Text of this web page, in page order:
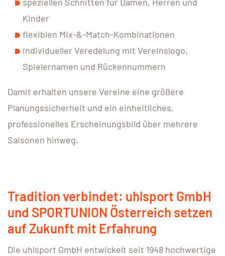
speziellen Schnitten für Damen, Herren und
Kinder
flexiblen Mix-&-Match-Kombinationen
individueller Veredelung mit Vereinslogo,
Spielernamen und Rückennummern
Damit erhalten unsere Vereine eine größere
Planungssicherheit und ein einheitliches,
professionelles Erscheinungsbild über mehrere
Saisonen hinweg.
Tradition verbindet: uhlsport GmbH
und SPORTUNION Österreich setzen
auf Zukunft mit Erfahrung
Die uhlsport GmbH entwickelt seit 1948 hochwertige